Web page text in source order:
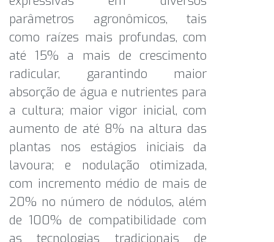
parâmetros agronômicos, tais
como raízes mais profundas, com
até 15% a mais de crescimento
radicular, garantindo maior
absorção de água e nutrientes para
a cultura; maior vigor inicial, com
aumento de até 8% na altura das
plantas nos estágios iniciais da
lavoura; e nodulação otimizada,
com incremento médio de mais de
20% no número de nódulos, além
de 100% de compatibilidade com